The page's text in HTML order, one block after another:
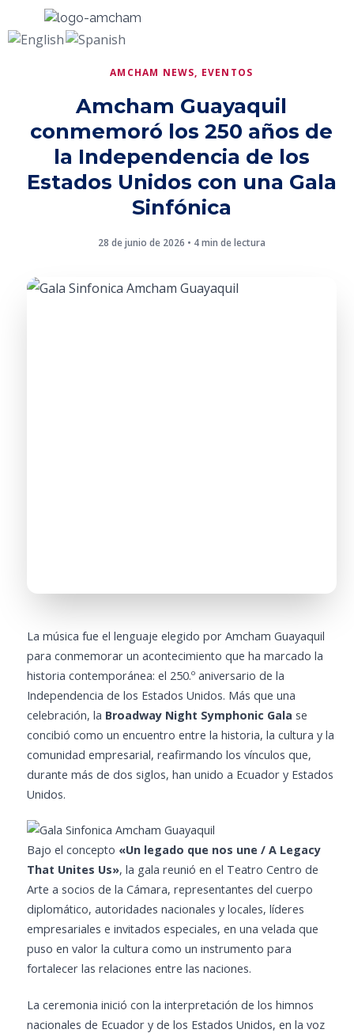
AMCHAM NEWS, EVENTOS
Amcham Guayaquil
conmemoró los 250 años de
la Independencia de los
Estados Unidos con una Gala
Sinfónica
28 de junio de 2026 • 4 min de lectura
La música fue el lenguaje elegido por Amcham Guayaquil
para conmemorar un acontecimiento que ha marcado la
historia contemporánea: el 250.º aniversario de la
Independencia de los Estados Unidos. Más que una
celebración, la Broadway Night Symphonic Gala se
concibió como un encuentro entre la historia, la cultura y la
comunidad empresarial, reafirmando los vínculos que,
durante más de dos siglos, han unido a Ecuador y Estados
Unidos.
Bajo el concepto «Un legado que nos une / A Legacy
That Unites Us», la gala reunió en el Teatro Centro de
Arte a socios de la Cámara, representantes del cuerpo
diplomático, autoridades nacionales y locales, líderes
empresariales e invitados especiales, en una velada que
puso en valor la cultura como un instrumento para
fortalecer las relaciones entre las naciones.
La ceremonia inició con la interpretación de los himnos
nacionales de Ecuador y de los Estados Unidos, en la voz